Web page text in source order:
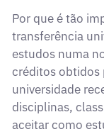
Por que é tão
transferência
estudos numa
créditos obtidos
universidade
disciplinas,
aceitar como